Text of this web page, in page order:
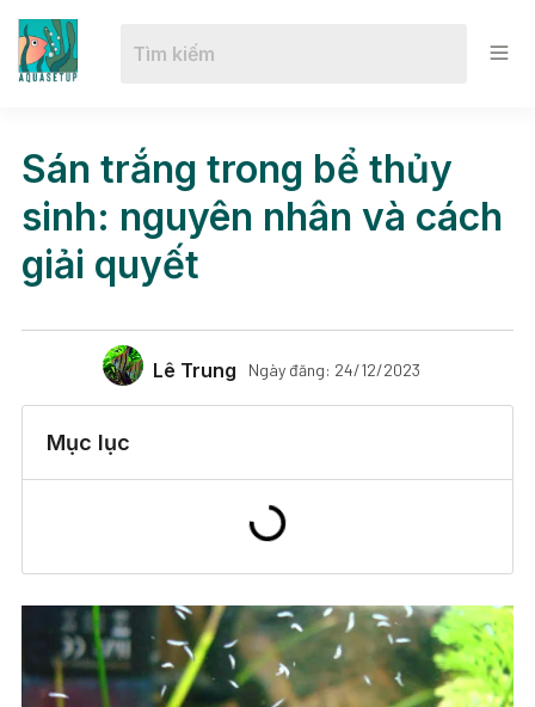
Sán trắng trong bể thủy
sinh: nguyên nhân và cách
giải quyết
Lê Trung Ngày đăng: 24/12/2023
Mục lục